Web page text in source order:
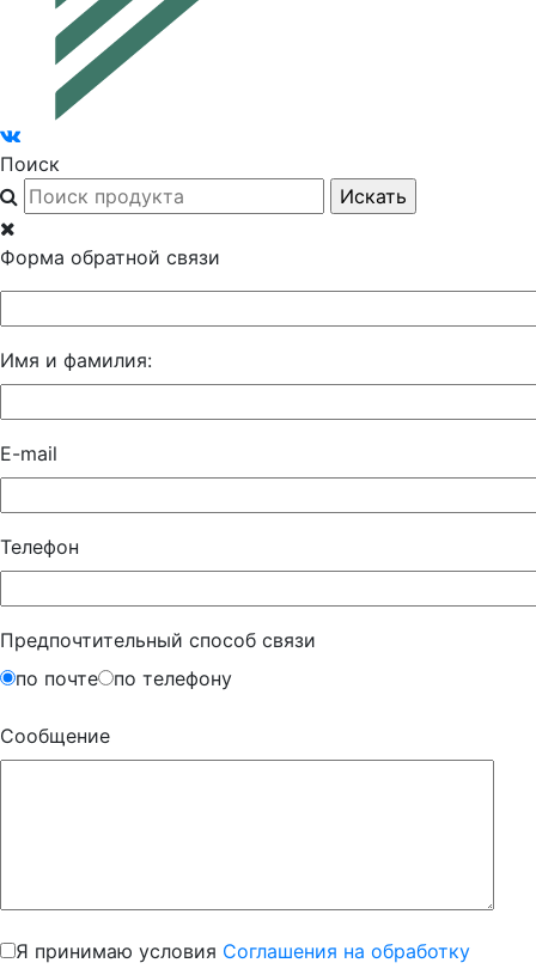
Поиск
Форма обратной связи
Имя и фамилия:
E-mail
Телефон
Предпочтительный способ связи
по почте
по телефону
Сообщение
Я принимаю условия Соглашения на обработку